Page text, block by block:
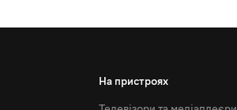
На пристроях